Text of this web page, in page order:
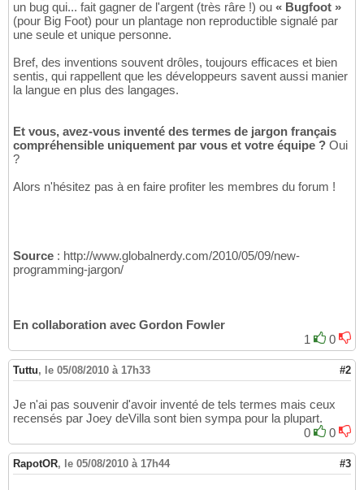
un bug qui... fait gagner de l'argent (très râre !) ou « Bugfoot »
(pour Big Foot) pour un plantage non reproductible signalé par
une seule et unique personne.
Bref, des inventions souvent drôles, toujours efficaces et bien
sentis, qui rappellent que les développeurs savent aussi manier
la langue en plus des langages.
Et vous, avez-vous inventé des termes de jargon français
compréhensible uniquement par vous et votre équipe ? Oui
?
Alors n'hésitez pas à en faire profiter les membres du forum !
Source : http://www.globalnerdy.com/2010/05/09/new-
programming-jargon/
En collaboration avec Gordon Fowler
1
0
Tuttu, le 05/08/2010 à 17h33 #2
Je n'ai pas souvenir d'avoir inventé de tels termes mais ceux
recensés par Joey deVilla sont bien sympa pour la plupart.
0
0
RapotOR, le 05/08/2010 à 17h44 #3